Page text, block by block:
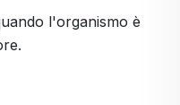
l'organismo è